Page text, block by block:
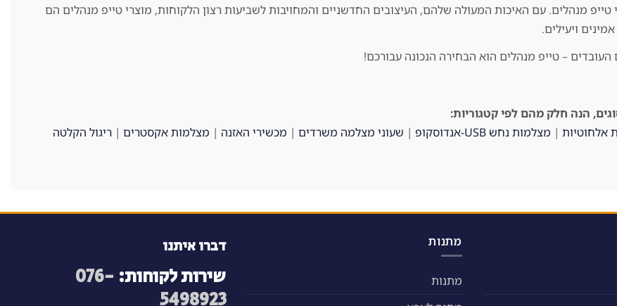
מנהלים. עם האיכות המעולה שלהם, העיצובים החדשניים והמחויבות לשביעות רצון הלקוחות, מוצרי טייפ מנהלים הם
ויעילים.
– טייפ מנהלים הוא הבחירה הנכונה עבורכם!
הנה חלק מהם לפי קטגוריות:
אלחוטיות | מצלמות נחש USB-אנדוסקופ | שעוני מצלמה משרדים | מכשירי האזנה | מצלמות אקסטרים | ריגול הקלטה
מתנות
מתנות
דברו איתנו
שירות לקוחות: 076-
5498923